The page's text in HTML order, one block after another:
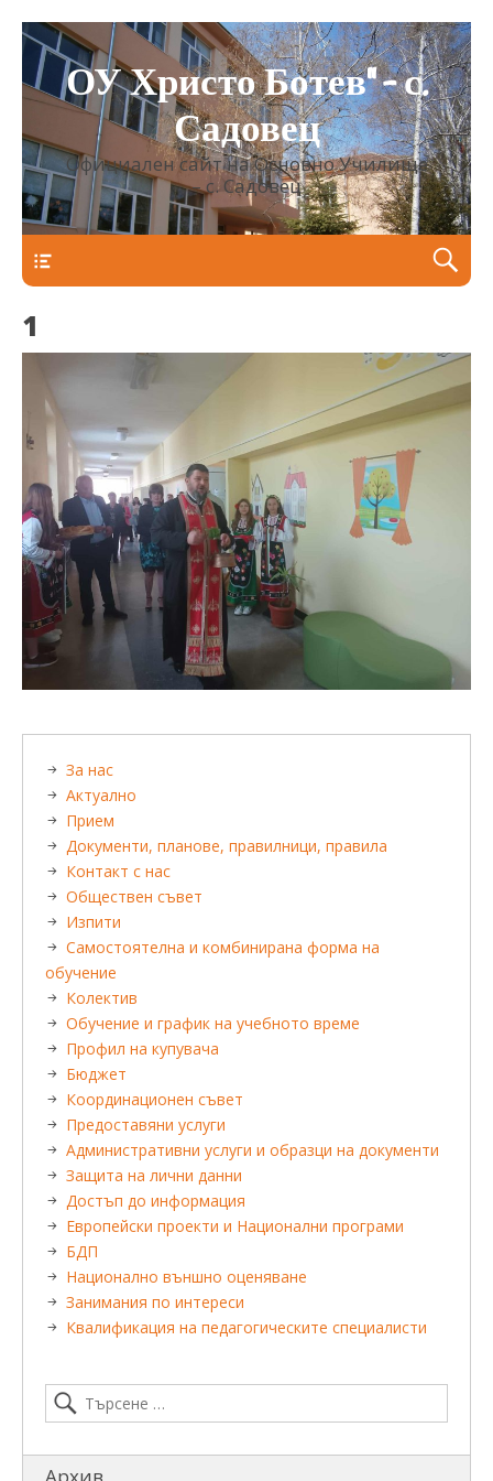
ОУ Христо Ботев" – с.
Садовец
Официален сайт на Основно Училище
– с. Садовец
1
За нас
Актуално
Прием
Документи, планове, правилници, правила
Контакт с нас
Обществен съвет
Изпити
Самостоятелна и комбинирана форма на
обучение
Колектив
Обучение и график на учебното време
Профил на купувача
Бюджет
Координационен съвет
Предоставяни услуги
Административни услуги и образци на документи
Защита на лични данни
Достъп до информация
Европейски проекти и Национални програми
БДП
Национално външно оценяване
Занимания по интереси
Квалификация на педагогическите специалисти